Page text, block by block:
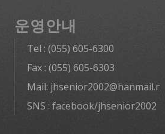
운영안내
Tel : (055) 605-6300
Fax : (055) 605-6303
Mail: jhsenior2002@hanmail.net
SNS : facebook/jhsenior2002